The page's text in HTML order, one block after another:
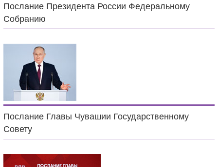
Послание Президента России Федеральному
Собранию
Послание Главы Чувашии Государственному
Совету